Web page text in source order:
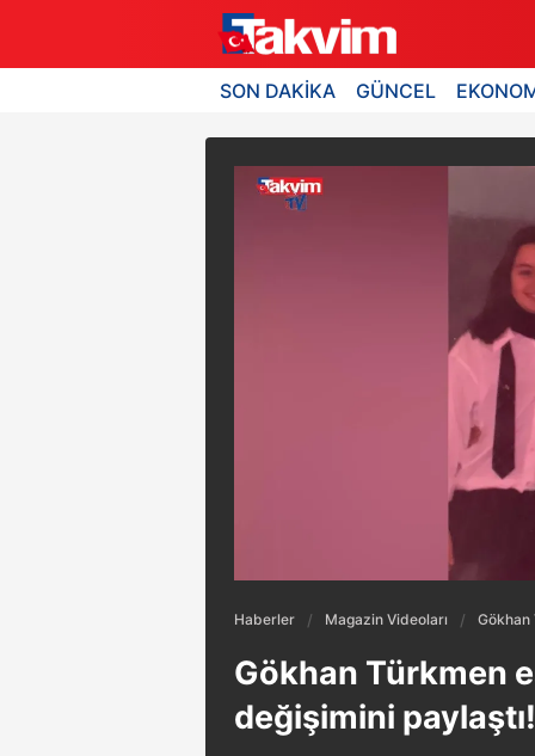
SON DAKİKA GÜNCEL
Haberler Magazin Videoları Gökhan
Gökhan Türkmen
değişimini paylaştı!